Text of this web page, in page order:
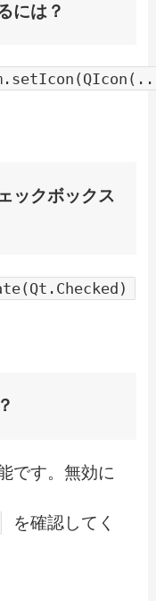
には？
ックボックス
です。無効に
を確認してく